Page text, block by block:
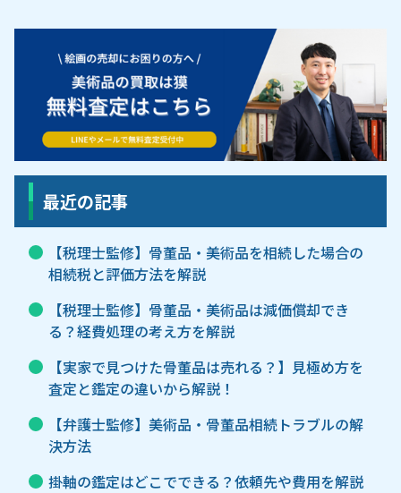
最近の記事
【税理士監修】骨董品・美術品を相続した場合の
相続税と評価方法を解説
【税理士監修】骨董品・美術品は減価償却でき
る？経費処理の考え方を解説
【実家で見つけた骨董品は売れる？】見極め方を
査定と鑑定の違いから解説！
【弁護士監修】美術品・骨董品相続トラブルの解
決方法
掛軸の鑑定はどこでできる？依頼先や費用を解説